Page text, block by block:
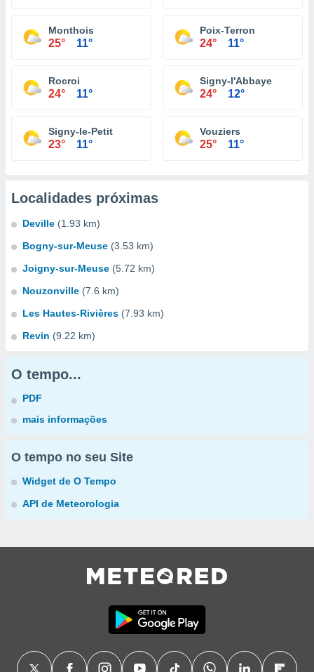
Monthois
25° 11°
Poix-Terron
24° 11°
Rocroi
24° 11°
Signy-l'Abbaye
24° 12°
Signy-le-Petit
23° 11°
Vouziers
25° 11°
Localidades próximas
Deville (1.93 km)
Bogny-sur-Meuse (3.53 km)
Joigny-sur-Meuse (5.72 km)
Nouzonville (7.6 km)
Les Hautes-Rivières (7.93 km)
Revin (9.22 km)
O tempo...
PDF
mais informações
O tempo no seu Site
Widget de O Tempo
API de Meteorologia